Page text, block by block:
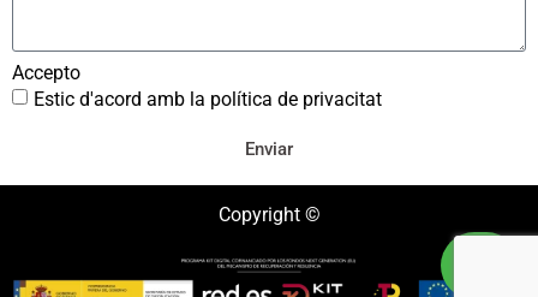
Accepto
Estic d'acord amb la política de privacitat
Enviar
Copyright ©